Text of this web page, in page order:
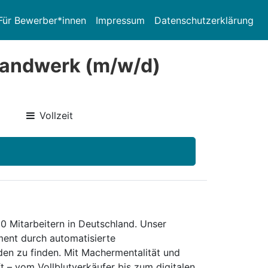
Bewerber*innen Impressum Datenschutzerklärung
(m/w/d)
Vollzeit
Mitarbeitern in Deutschland. Unser
durch automatisierte
zu finden. Mit Machermentalität und